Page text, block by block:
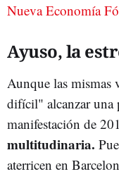
Nueva Economía
Ayuso, la
Aunque las mismas
difícil" alcanzar una
manifestación de
multitudinaria.
aterricen en